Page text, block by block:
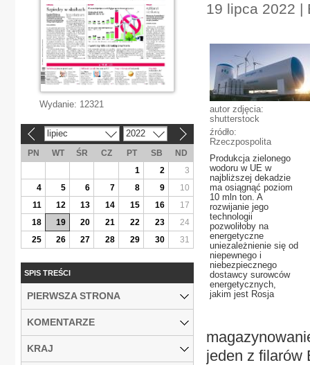
19 lipca 2022 |
autor zdjęcia:
shutterstock
źródło:
Rzeczpospolita
Produkcja zielonego
wodoru w UE w
najbliższej dekadzie
ma osiągnąć poziom
10 mln ton. A
rozwijanie jego
technologii
pozwoliłoby na
energetyczne
uniezależnienie się od
niepewnego i
niebezpiecznego
dostawcy surowców
energetycznych,
jakim jest Rosja
jeden z filarów
Wydanie: 12321
lipiec 2022
PN WT ŚR CZ PT SB
ND
1
2
3
4
5 6 7 8 9
10
11
12 13 14 15 16
17
18
19 20 21 22 23
24
25
26 27 28 29 30 31
SPIS TREŚCI
PIERWSZA STRONA
KOMENTARZE
KRAJ